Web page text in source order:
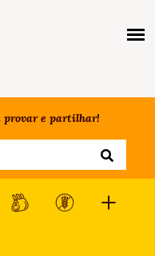
provar e partilhar!